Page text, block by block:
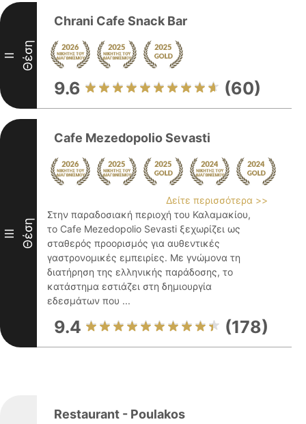
II Θέση
Chrani Cafe Snack Bar
9.6 (60)
III Θέση
Cafe Mezedopolio Sevasti
Δείτε περισσότερα >>
Στην παραδοσιακή περιοχή του Καλαμακίου,
το Cafe Mezedopolio Sevasti ξεχωρίζει ως
σταθερός προορισμός για αυθεντικές
γαστρονομικές εμπειρίες. Με γνώμονα τη
διατήρηση της ελληνικής παράδοσης, το
κατάστημα εστιάζει στη δημιουργία
εδεσμάτων που ...
9.4 (178)
Restaurant - Poulakos